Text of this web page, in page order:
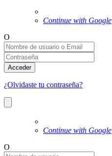
Continue with Google
O
Acceder
¿Olvidaste tu contraseña?
Continue with Google
O